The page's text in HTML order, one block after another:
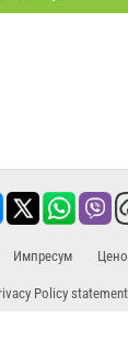
Импресум
Policy statement